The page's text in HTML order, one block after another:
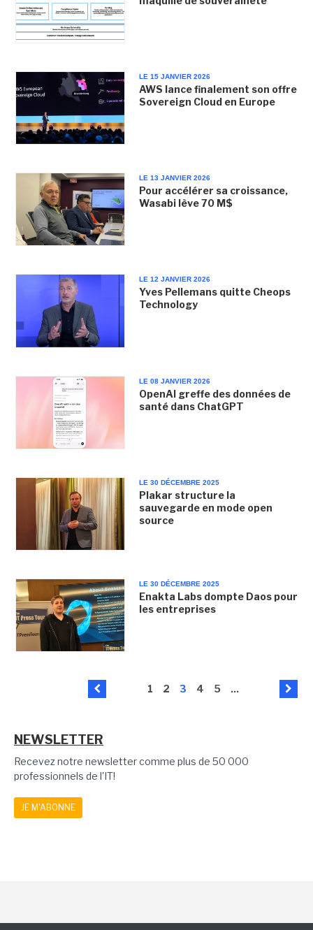
LE 15 JANVIER 2026
AWS lance finalement son offre
Sovereign Cloud en Europe
LE 13 JANVIER 2026
Pour accélérer sa croissance,
Wasabi lève 70 M$
LE 12 JANVIER 2026
Yves Pellemans quitte Cheops
Technology
LE 08 JANVIER 2026
OpenAI greffe des données de
santé dans ChatGPT
LE 30 DÉCEMBRE 2025
Plakar structure la
sauvegarde en mode open
source
LE 30 DÉCEMBRE 2025
Enakta Labs dompte Daos pour
les entreprises
1 2 3 4 5 ...
NEWSLETTER
Recevez notre newsletter comme plus de 50 000
professionnels de l'IT!
JE M'ABONNE